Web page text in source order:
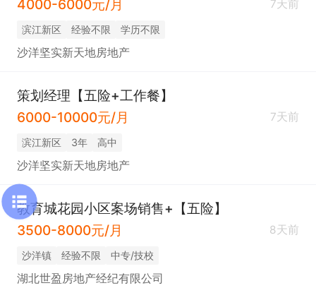
4000-6000元/月
7天前
滨江新区 经验不限 学历不限
沙洋坚实新天地房地产
策划经理【五险+工作餐】
6000-10000元/月
7天前
滨江新区 3年 高中
沙洋坚实新天地房地产
教育城花园小区案场销售+【五险】
3500-8000元/月
8天前
沙洋镇 经验不限 中专/技校
湖北世盈房地产经纪有限公司